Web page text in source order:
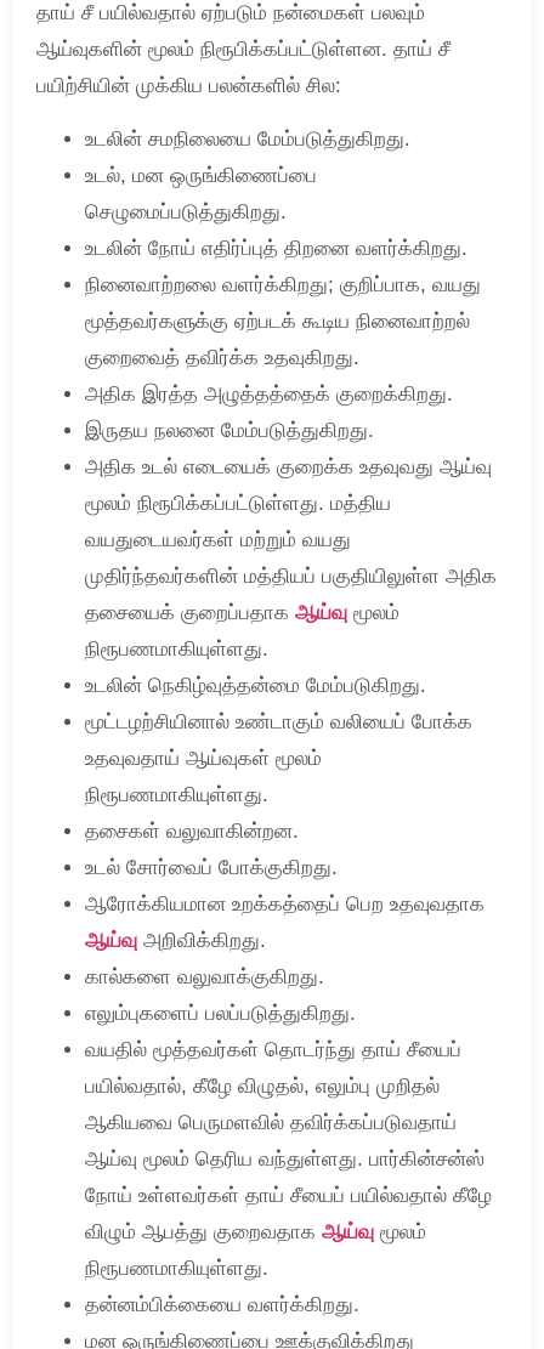
தாய் சீ பயில்வதால் ஏற்படும் நன்மைகள் பலவும்
ஆய்வுகளின் மூலம் நிரூபிக்கப்பட்டுள்ளன. தாய் சீ
பயிற்சியின் முக்கிய பலன்களில் சில:
உடலின் சமநிலையை மேம்படுத்துகிறது.
உடல், மன ஒருங்கிணைப்பை
செழுமைப்படுத்துகிறது.
உடலின் நோய் எதிர்ப்புத் திறனை வளர்க்கிறது.
நினைவாற்றலை வளர்க்கிறது; குறிப்பாக, வயது
மூத்தவர்களுக்கு ஏற்படக் கூடிய நினைவாற்றல்
குறைவைத் தவிர்க்க உதவுகிறது.
அதிக இரத்த அழுத்தத்தைக் குறைக்கிறது.
இருதய நலனை மேம்படுத்துகிறது.
அதிக உடல் எடையைக் குறைக்க உதவுவது ஆய்வு
மூலம் நிரூபிக்கப்பட்டுள்ளது. மத்திய
வயதுடையவர்கள் மற்றும் வயது
முதிர்ந்தவர்களின் மத்தியப் பகுதியிலுள்ள அதிக
தசையைக் குறைப்பதாக ஆய்வு மூலம்
நிரூபணமாகியுள்ளது.
உடலின் நெகிழ்வுத்தன்மை மேம்படுகிறது.
மூட்டழற்சியினால் உண்டாகும் வலியைப் போக்க
உதவுவதாய் ஆய்வுகள் மூலம்
நிரூபணமாகியுள்ளது.
தசைகள் வலுவாகின்றன.
உடல் சோர்வைப் போக்குகிறது.
ஆரோக்கியமான உறக்கத்தைப் பெற உதவுவதாக
ஆய்வு அறிவிக்கிறது.
கால்களை வலுவாக்குகிறது.
எலும்புகளைப் பலப்படுத்துகிறது.
வயதில் மூத்தவர்கள் தொடர்ந்து தாய் சீயைப்
பயில்வதால், கீழே விழுதல், எலும்பு முறிதல்
ஆகியவை பெருமளவில் தவிர்க்கப்படுவதாய்
ஆய்வு மூலம் தெரிய வந்துள்ளது. பார்கின்சன்ஸ்
நோய் உள்ளவர்கள் தாய் சீயைப் பயில்வதால் கீழே
விழும் ஆபத்து குறைவதாக ஆய்வு மூலம்
நிரூபணமாகியுள்ளது.
தன்னம்பிக்கையை வளர்க்கிறது.
மன ஒருங்கிணைப்பை ஊக்குவிக்கிறது